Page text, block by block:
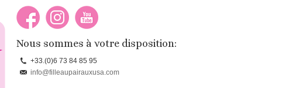
Nous sommes à votre disposition:
+33.(0)6 73 84 85 95
info@filleaupairauxusa.com